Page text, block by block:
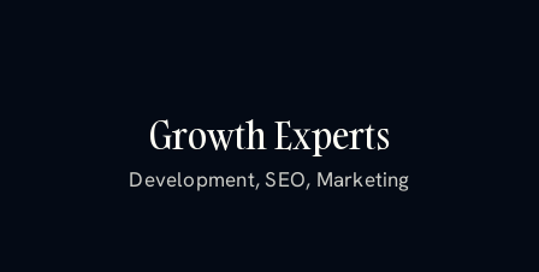
GrowthExperts
GrowthExperts
Development, SEO, Marketing